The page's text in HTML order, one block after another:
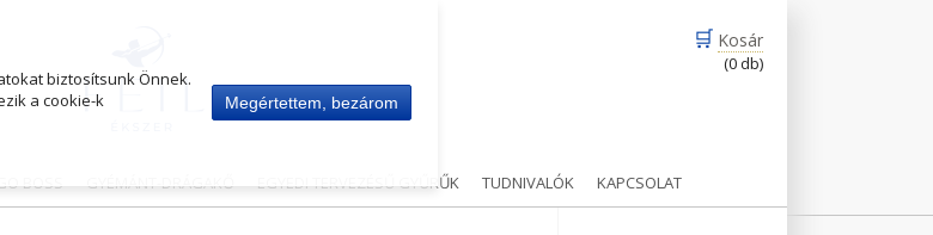
🛒 Kosár
(0 db)
BOSS GYÉMÁNT-DRÁGAKŐ EGYEDI TERVEZÉSŰ GYŰRŰK TUDNIVALÓK KAPCSOLAT
biztosítsunk Önnek.
a cookie-k
Megértettem, bezárom